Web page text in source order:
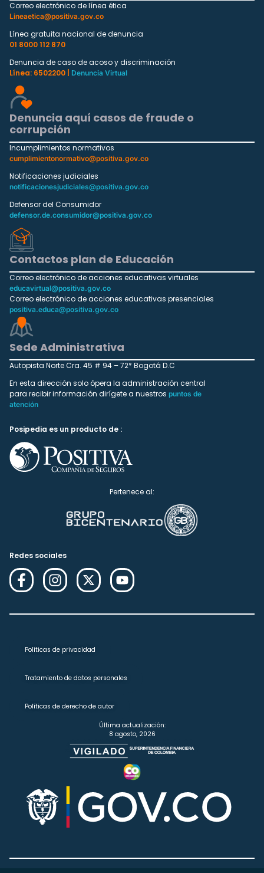
Correo electrónico de línea ética
Lineaetica@positiva.gov.co
Línea gratuita nacional de denuncia
01 8000 112 870
Denuncia de caso de acoso y discriminación
Línea: 6502200 |
Denuncia Virtual
Denuncia aquí casos de fraude o
corrupción
Incumplimientos normativos
cumplimientonormativo@positiva.gov.co
Notificaciones judiciales
notificacionesjudiciales@positiva.gov.co
Defensor del Consumidor
defensor.de.consumidor@positiva.gov.co
Contactos plan de Educación
Correo electrónico de acciones educativas virtuales
educavirtual@positiva.gov.co
Correo electrónico de acciones educativas presenciales
positiva.educa@positiva.gov.co
Sede Administrativa
Autopista Norte Cra. 45 # 94 – 72* Bogotá D.C
En esta dirección solo ópera la administración central
para recibir información dirígete a nuestros puntos de
atención
Posipedia es un producto de :
Pertenece al:
Redes sociales
Políticas de privacidad
Tratamiento de datos personales
Políticas de derecho de autor
Última actualización:
8 agosto, 2026